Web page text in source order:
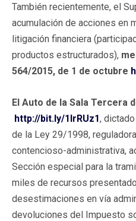
También recientemente, el
acumulación de acciones en
litigación financiera
productos estructurados),
564/2015, de 1 de octubre
El Auto de la Sala Tercera
http://bit.ly/1lrRUz1,
de la Ley 29/1998,
contencioso-administrativa,
Sección especial para la
miles de recursos
desestimaciones en vía
devoluciones del Impuesto